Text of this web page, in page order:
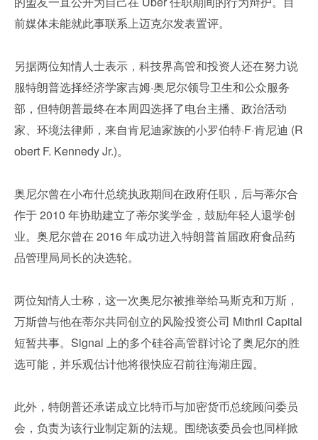
前媒体未能就此事联系上迈克尔发表置评。
另据两位知情人士表示，科技界高管和投资人还在努力说
服特朗普选择经济学家吉姆·奥尼尔领导卫生和公众服务
部，但特朗普最终在本周四选择了电台主播、政治活动
家、环境法律师，来自肯尼迪家族的小罗伯特·F·肯尼迪 (R
obert F. Kennedy Jr.)。
奥尼尔曾在小布什总统执政期间在政府任职，后与蒂尔合
作于 2010 年协助建立了蒂尔奖学金，鼓励年轻人退学创
业。奥尼尔曾在 2016 年成功进入特朗普首届政府食品药
品管理局局长的决选轮。
两位知情人士称，这一次奥尼尔被推举给马斯克和万斯，
万斯曾与他在蒂尔共同创立的风险投资公司 Mithril Capital
短暂共事。Signal 上的多个硅谷高管群讨论了奥尼尔的胜
选可能，并乐观估计他将很快应召前往海湖庄园。
此外，特朗普还承诺成立比特币与加密货币总统顾问委员
会，负责为该行业制定新的法规。围绕该委员会也同样掀